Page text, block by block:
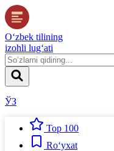
O‘zbek tilining
izohli lug‘ati
ЎЗ
Top 100
Ro‘yxat